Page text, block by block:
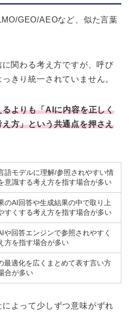
GEO/AEOなど、似た言葉
関わる考え方ですが、呼び
きり統一されていません。
よりも「AIに内容を正しく
方」という共通点を押さえ
語モデルに理解/参照されやすい情
意識する考え方を指す場合が多い
のAI回答や生成結果の中で取り上
すくする考え方を指す場合が多い
や回答エンジンで参照されやすく
方を指す場合が多い
最適化を広くまとめて表す言い方
合が多い
よって少しずつ意味がずれ